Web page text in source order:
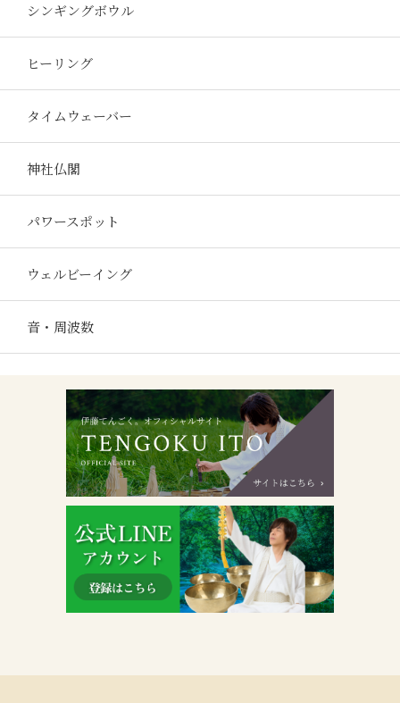
シンギングボウル
ヒーリング
タイムウェーバー
神社仏閣
パワースポット
ウェルビーイング
音・周波数